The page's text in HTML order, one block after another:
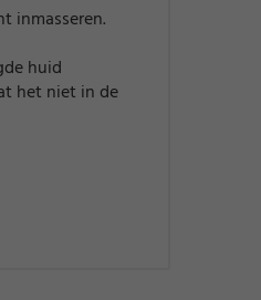
inmasseren.
huid
het niet in de